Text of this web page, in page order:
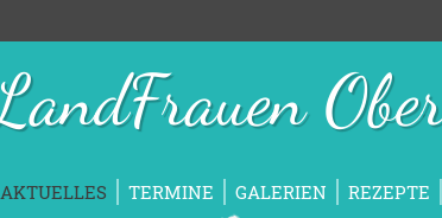
AKTUELLES TERMINE GALERIEN REZEPTE